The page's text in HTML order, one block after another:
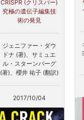
CRISPR (クリスパー)
究極の遺伝子編集技
術の発見
ジェニファー・ダウ
ドナ (著)、サミュエ
ル・スターンバーグ
(著)、櫻井 祐子 (翻訳)
2017/10/04